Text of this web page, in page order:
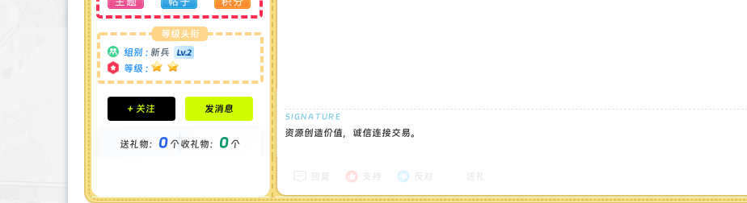
等级头衔
组别 : 新兵
等级 :
积分成就
钻石 : 0 颗
金币 : 0 枚
+ 关注 发消息
送礼物： 0个收礼物： 0个
资源创造价值，诚信连接交易。